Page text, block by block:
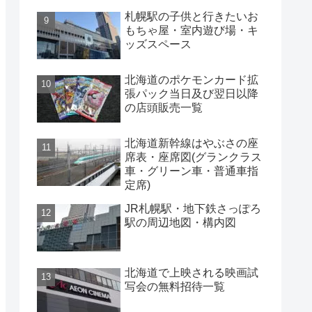
札幌駅の子供と行きたいお
もちゃ屋・室内遊び場・キ
ッズスペース
北海道のポケモンカード拡
張パック当日及び翌日以降
の店頭販売一覧
北海道新幹線はやぶさの座
席表・座席図(グランクラス
車・グリーン車・普通車指
定席)
JR札幌駅・地下鉄さっぽろ
駅の周辺地図・構内図
北海道で上映される映画試
写会の無料招待一覧